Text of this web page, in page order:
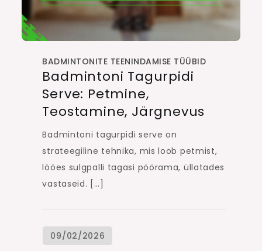
BADMINTONITE TEENINDAMISE TÜÜBID
Badmintoni Tagurpidi
Serve: Petmine,
Teostamine, Järgnevus
Badmintoni tagurpidi serve on
strateegiline tehnika, mis loob petmist,
lööes sulgpalli tagasi pöörama, üllatades
vastaseid. […]